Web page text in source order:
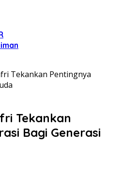
Tekankan Pentingnya
Tekankan
Bagi Generasi